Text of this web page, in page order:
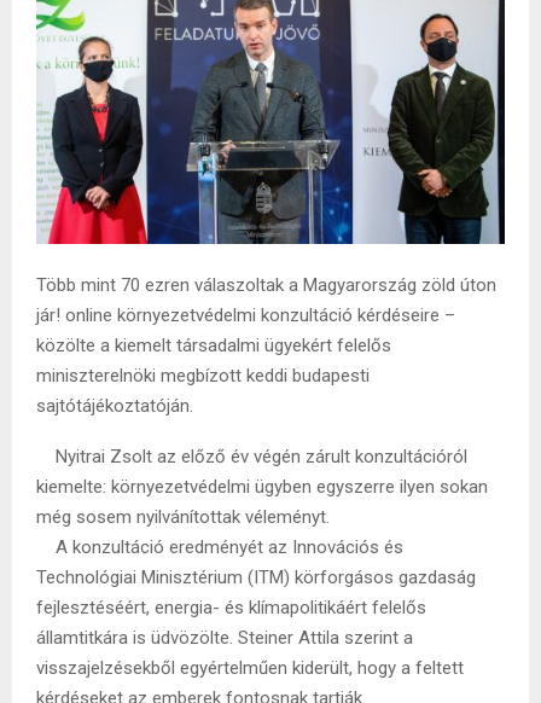
Több mint 70 ezren válaszoltak a Magyarország zöld úton
jár! online környezetvédelmi konzultáció kérdéseire –
közölte a kiemelt társadalmi ügyekért felelős
miniszterelnöki megbízott keddi budapesti
sajtótájékoztatóján.
Nyitrai Zsolt az előző év végén zárult konzultációról
kiemelte: környezetvédelmi ügyben egyszerre ilyen sokan
még sosem nyilvánítottak véleményt.
A konzultáció eredményét az Innovációs és
Technológiai Minisztérium (ITM) körforgásos gazdaság
fejlesztéséért, energia- és klímapolitikáért felelős
államtitkára is üdvözölte. Steiner Attila szerint a
visszajelzésekből egyértelműen kiderült, hogy a feltett
kérdéseket az emberek fontosnak tartják.